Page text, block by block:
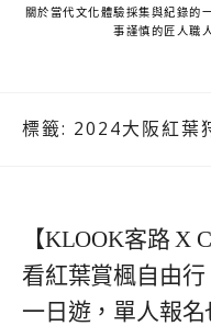
關於當代文化體驗採集與紀錄的
事謹慎的匠人職
標籤: 2024大阪紅葉
【KLOOK客路 X
看紅葉賞楓自由
一日遊，單人報